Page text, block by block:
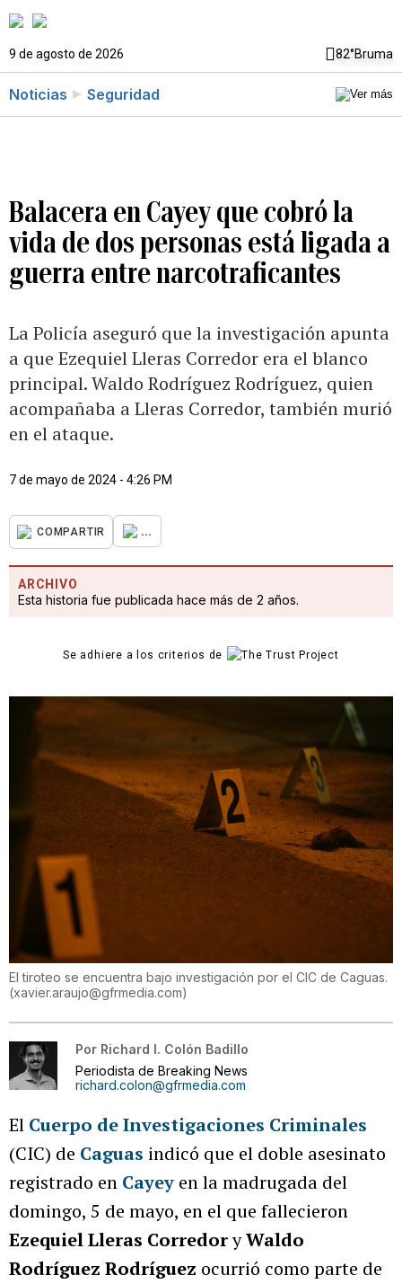
9 de agosto de 2026 82°Bruma
Noticias Seguridad
Balacera en Cayey que cobró la
vida de dos personas está ligada a
guerra entre narcotraficantes
La Policía aseguró que la investigación apunta
a que Ezequiel Lleras Corredor era el blanco
principal. Waldo Rodríguez Rodríguez, quien
acompañaba a Lleras Corredor, también murió
en el ataque.
7 de mayo de 2024 - 4:26 PM
COMPARTIR ...
ARCHIVO
Esta historia fue publicada hace más de 2 años.
Se adhiere a los criterios de
El tiroteo se encuentra bajo investigación por el CIC de Caguas.
(xavier.araujo@gfrmedia.com)
Por Richard I. Colón Badillo
Periodista de Breaking News
richard.colon@gfrmedia.com
El Cuerpo de Investigaciones Criminales
(CIC) de Caguas indicó que el doble asesinato
registrado en Cayey en la madrugada del
domingo, 5 de mayo, en el que fallecieron
Ezequiel Lleras CorredoryWaldo
Rodríguez Rodríguez ocurrió como parte de